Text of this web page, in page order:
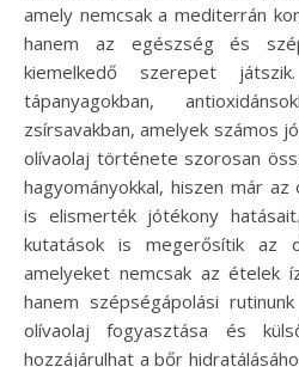
amely nemcsak a mediterrán
hanem az egészség és
kiemelkedő szerepet
tápanyagokban,
zsírsavakban, amelyek számos
olívaolaj története szorosan
hagyományokkal, hiszen már
is elismerték jótékony
kutatások is megerősítik az
amelyeket nemcsak az ételek
hanem szépségápolási
olívaolaj fogyasztása és
hozzájárulhat a bőr